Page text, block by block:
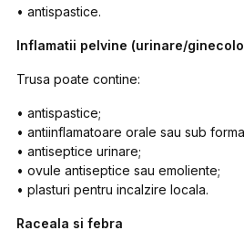
• antispastice.
Inflamatii pelvine (urinare/
Trusa poate contine:
• antispastice;
• antiinflamatoare orale sau sub
• antiseptice urinare;
• ovule antiseptice sau emoliente;
• plasturi pentru incalzire locala.
Raceala si febra